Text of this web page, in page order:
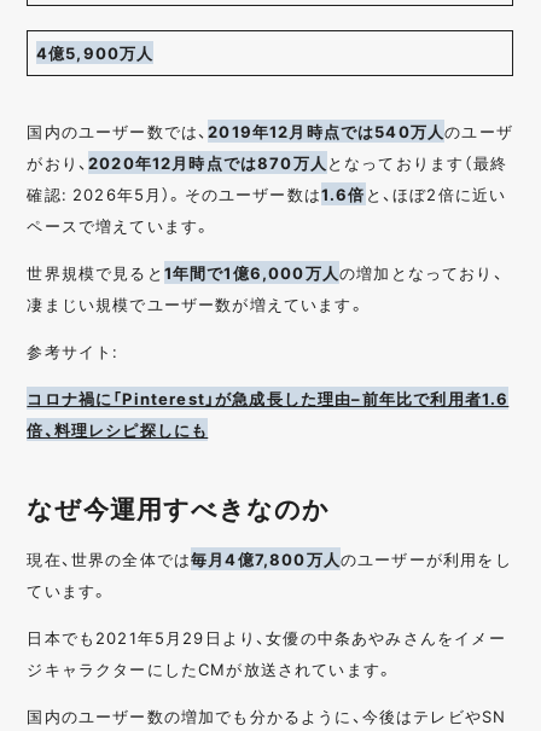
4億5,900万人
国内のユーザー数では、2019年12月時点では540万人のユーザ
がおり、2020年12月時点では870万人 となっております（最終
確認: 2026年5月）。そのユーザー数は1.6倍 と、ほぼ2倍に近い
ペースで増えています。
世界規模で見ると 1年間で1億6,000万人の増加となっており、
凄まじい規模でユーザー数が増えています。
参考サイト:
コロナ禍に「Pinterest」が急成長した理由–前年比で利用者1.6
倍、料理レシピ探しにも
なぜ今運用すべきなのか
現在、世界の全体では毎月4億7,800万人のユーザーが利用をし
ています。
日本でも2021年5月29日より、女優の中条あやみさんをイメー
ジキャラクターにしたCMが放送されています。
国内のユーザー数の増加でも分かるように、今後はテレビやSN